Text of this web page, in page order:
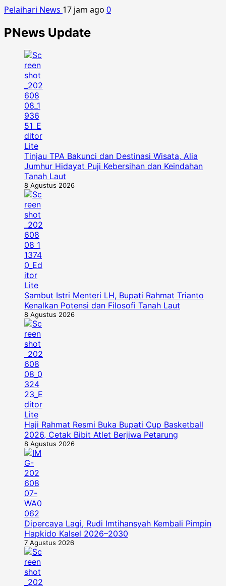
Pelaihari News 17 jam ago 0
PNews Update
Tinjau TPA Bakunci dan Destinasi Wisata, Alia
Jumhur Hidayat Puji Kebersihan dan Keindahan
Tanah Laut
8 Agustus 2026
Sambut Istri Menteri LH, Bupati Rahmat Trianto
Kenalkan Potensi dan Filosofi Tanah Laut
8 Agustus 2026
Haji Rahmat Resmi Buka Bupati Cup Basketball
2026, Cetak Bibit Atlet Berjiwa Petarung
8 Agustus 2026
Dipercaya Lagi, Rudi Imtihansyah Kembali Pimpin
Hapkido Kalsel 2026–2030
7 Agustus 2026